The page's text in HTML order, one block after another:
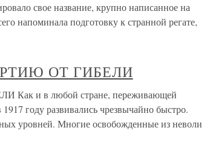
свое название, крупно написанное на
напоминала подготовку к странной регате,
ОТ ГИБЕЛИ
и в любой стране, переживающей
году развивались чрезвычайно быстро.
уровней. Многие освобожденные из неволи